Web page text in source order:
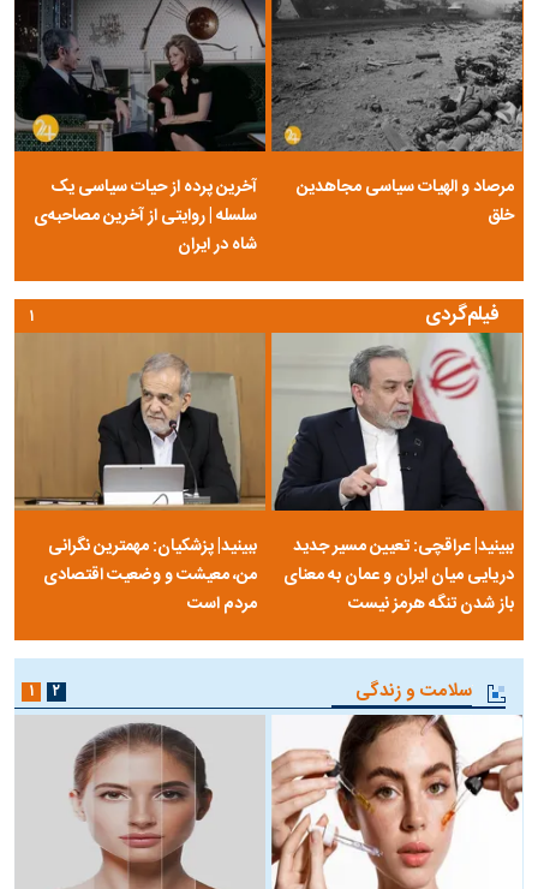
مرصاد و الهیات سیاسی مجاهدین
خلق
آخرین پرده از حیات سیاسی یک
سلسله | روایتی از آخرین مصاحبه‌ی
شاه در ایران
فیلم‌گردی
ببینید| عراقچی: تعیین مسیر جدید
دریایی میان ایران و عمان به معنای
باز شدن تنگه هرمز نیست
ببینید| پزشکیان: مهمترین نگرانی
من، معیشت و وضعیت اقتصادی
مردم است
۱
سلامت و زندگی ۱ ۲